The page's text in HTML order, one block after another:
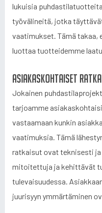
lukuisia
työvälineitä, jotka
vaatimukset. Tämä takaa,
luottaa tuotteidemme
Asiakaskohtaiset
Jokainen
tarjoamme
vastaamaan kunkin
vaatimuksia. Tämä
ratkaisut ovat teknisesti
mitoitettuja ja kehittävät
tulevaisuudessa.
juurisyyn ymmärtäminen